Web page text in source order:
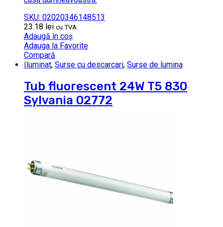
SKU: 02020346148513
23.18 lei cu TVA
Adaugă în coș
Adauga la Favorite
Compară
Iluminat, Surse cu descarcari, Surse de lumina
Tub fluorescent 24W T5 830
Sylvania 02772